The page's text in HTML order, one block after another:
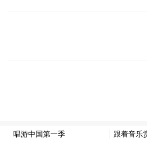
体验的文旅盛宴，奏响“如